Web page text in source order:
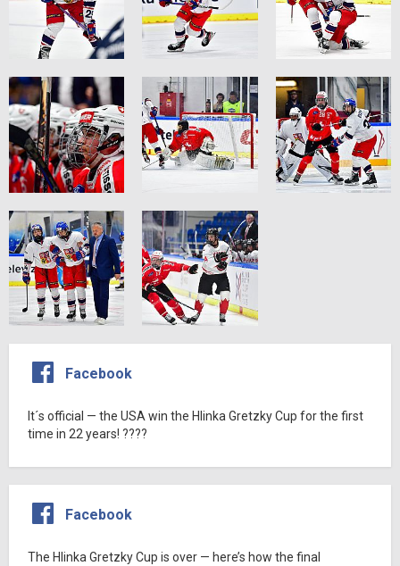
Facebook
It´s official — the USA win the Hlinka Gretzky Cup for the first
time in 22 years! ????
Facebook
The Hlinka Gretzky Cup is over — here’s how the final